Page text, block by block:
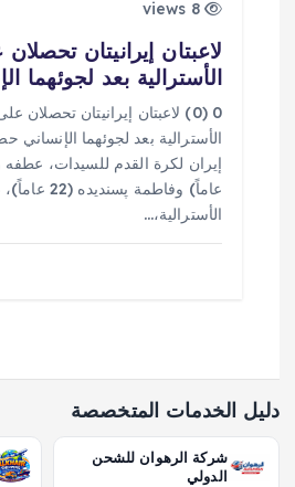
8 views
لاعبتان إيرانيتان
الأسترالية بعد لجوئهما
0 (0) لاعبتان إيرانيتان تحصلان
الأسترالية بعد لجوئهما الإنساني
عاماً) وفاطمة
الأسترالية،…
دليل الخدمات المتخصصة
شركة الرهوان للشحن
الدولي